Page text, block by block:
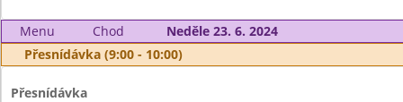
Menu Chod
Neděle 23. 6. 2024
Přesnídávka (9:00 - 10:00)
Přesnídávka